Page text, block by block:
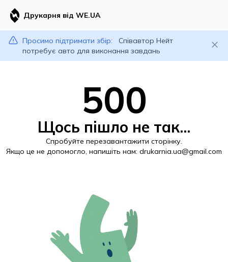
Друкарня від WE.UA
Просимо підтримати збір:
Співавтор Нейт
потребує авто для виконання завдань
500
Щось пішло не так...
Спробуйте перезавантажити сторінку.
Якщо це не допомогло, напишіть нам: drukarnia.ua@gmail.com